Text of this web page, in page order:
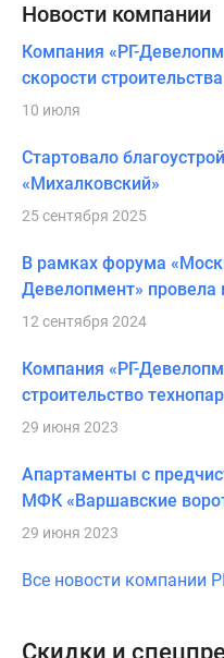
Новости компании
Компания «РГ-
скорости
10 июля
Стартовало
«Михалковский»
25 сентября 2025
В рамках форума
Девелопмент» провела
12 сентября 2024
Компания «РГ-
строительство
29 июня 2023
Апартаменты с
МФК «Варшавские
29 июня 2023
Все новости компании
Скидки и